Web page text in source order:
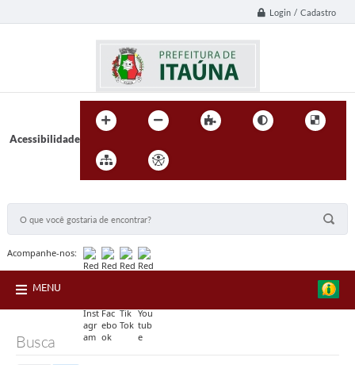
Login / Cadastro
Acessibilidade
Acompanhe-nos:
MENU
Busca